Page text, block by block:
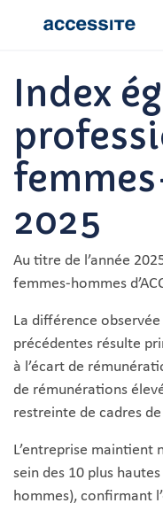
Index
2025
Au titre de l’année
femmes-hommes
La différence
précédentes résulte
à l’écart de
de rémunérations
restreinte de cadres de
L’entreprise maintient
sein des 10 plus
hommes), confirmant